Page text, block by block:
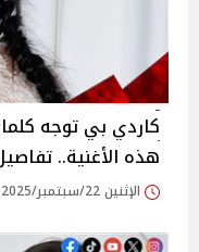
كاردي بي توجه
هذه الأغنية..
الإثنين 22/سبتمبر/2025 - 01:13 ص